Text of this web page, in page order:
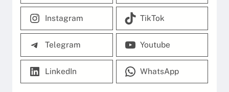
Instagram TikTok
Telegram Youtube
LinkedIn WhatsApp